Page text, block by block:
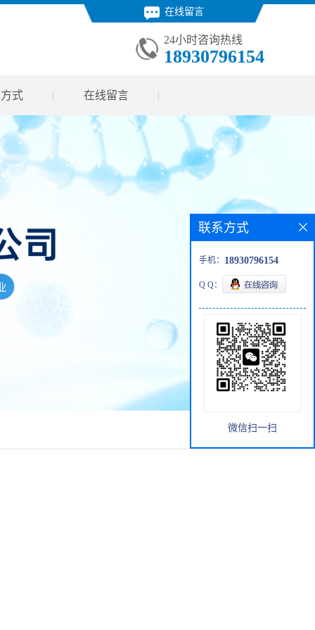
在线留言
24小时咨询热线
18930796154
式 在线留言
联系方式
手机： 18930796154
Q Q：
微信扫一扫